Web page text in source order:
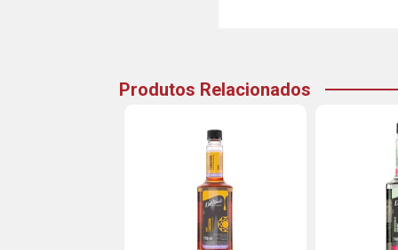
Produtos Relacionados